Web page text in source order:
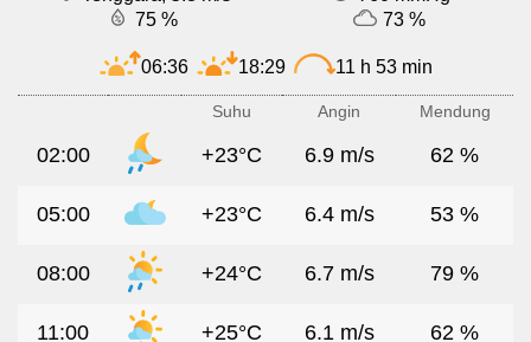
75 %
73 %
06:36 18:29 11 h 53 min
Suhu Angin Mendung
02:00 +23°C 6.9 m/s 62 %
05:00 +23°C 6.4 m/s 53 %
08:00 +24°C 6.7 m/s 79 %
11:00 +25°C 6.1 m/s 62 %